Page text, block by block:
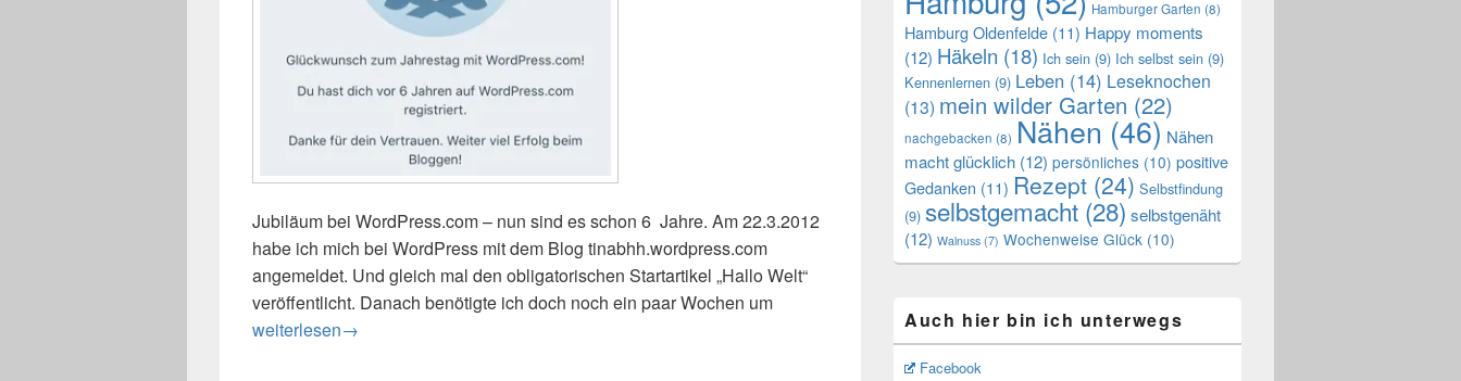
Jubiläum bei WordPress.com – nun sind es schon 6 Jahre. Am 22.3.2012
habe ich mich bei WordPress mit dem Blog tinabhh.wordpress.com
angemeldet. Und gleich mal den obligatorischen Startartikel „Hallo Welt“
veröffentlicht. Danach benötigte ich doch noch ein paar Wochen um
6 Jahre WordPress – Jubiläum
weiterlesen→
Hamburger Garten (8)
Hamburg Oldenfelde (11) Happy moments
(12) Häkeln (18) Ich sein (9) Ich selbst sein (9)
Kennenlernen (9) Leben (14) Leseknochen
(13) mein wilder Garten (22)
nachgebacken (8) Nähen (46) Nähen
macht glücklich (12) persönliches (10) positive
Gedanken (11) Rezept (24) Selbstfindung
(9) selbstgemacht (28) selbstgenäht
(12) Walnuss (7) Wochenweise Glück (10)
Auch hier bin ich unterwegs
Facebook